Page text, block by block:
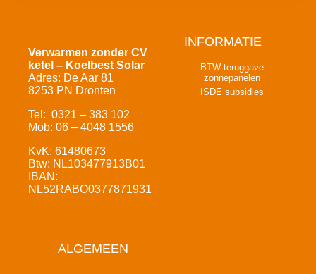
Verwarmen zonder CV
ketel – Koelbest Solar
Adres: De Aar 81
8253 PN Dronten
Tel: 0321 – 383 102
Mob: 06 – 4048 1556
KvK: 61480673
Btw: NL103477913B01
IBAN:
NL52RABO0377871931
INFORMATIE
BTW teruggave
zonnepanelen
ISDE subsidies
ALGEMEEN